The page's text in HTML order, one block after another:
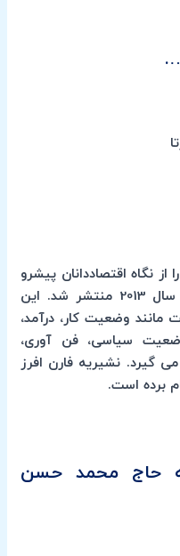
را از نگاه اقتصاددانان پیشرو
پیش بینی می کند، اولین بار در سال 2013 منتشر شد. این
وضعیت کار، درآمد،
سیاسی، فن آوری،
گیرد. نشیریه فارن افرز
برده است.
حاج محمد حسن